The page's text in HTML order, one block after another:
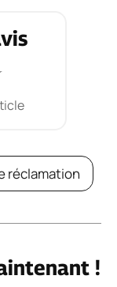
réclamation
!